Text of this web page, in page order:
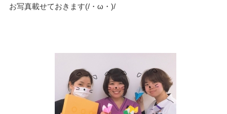
お写真載せておきます(/・ω・)/